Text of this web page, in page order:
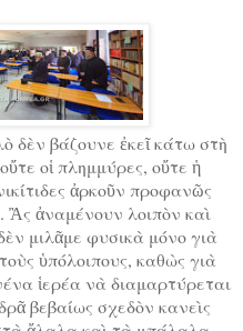
δὲν βάζουνε ἐκεῖ κάτω στὴ
οἱ πλημμύρες, οὔτε ἡ
ἀρκοῦν προφανῶς
Ἂς ἀναμένουν λοιπὸν καὶ
μιλᾶμε φυσικὰ μόνο γιὰ
ὑπόλοιπους, καθὼς γιὰ
ἱερέα νὰ διαμαρτύρεται
βεβαίως σχεδὸν κανεὶς